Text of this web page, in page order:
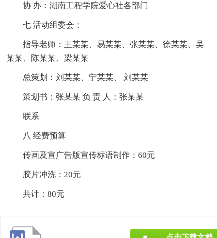
协 办：湖南工程学院爱心社各部门
七 活动组委会：
指导老师：王某某、易某某、张某某、徐某某、吴
某某、陈某某、梁某某
总策划：刘某某、宁某某、 刘某某
策划书：张某某 负 责 人：张某某
联系
八 经费预算
传画及宣广告版宣传标语制作：60元
胶片冲洗：20元
共计：80元